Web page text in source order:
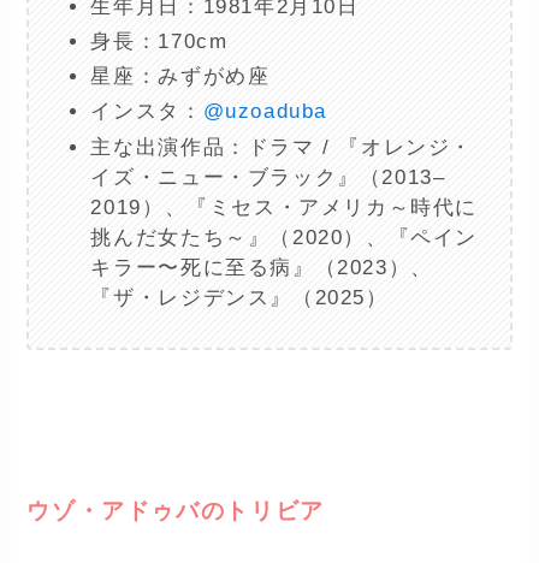
生年月日：1981年2月10日
身長：170cm
星座：みずがめ座
インスタ： @uzoaduba
主な出演作品：ドラマ / 『オレンジ・
イズ・ニュー・ブラック』（2013–
2019）、『ミセス・アメリカ～時代に
挑んだ女たち～』（2020）、『ペイン
キラー〜死に至る病』（2023）、
『ザ・レジデンス』（2025）
ウゾ・アドゥバのトリビア